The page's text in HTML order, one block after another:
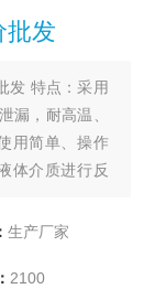
批发
发 特点：采用
漏，耐高温、
用简单、操作
体介质进行反
生产厂家
2100